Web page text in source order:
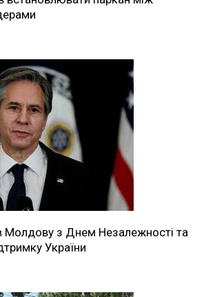
Молдову з Днем Незалежності та
України